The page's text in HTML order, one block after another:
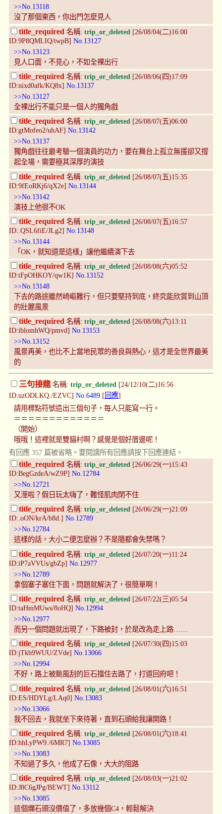
>>No.13118
沒了那個東西，你出門怎麼見人
title_required 名稱: trip_or_deleted [26/08/04(二)16:00
ID:9P8QMLIQ/twpB] No.13127
>>No.13123
見人口面，不見心，不如全裸出行
title_required 名稱: trip_or_deleted [26/08/06(四)17:09
ID:nixd0afk/KQ8x] No.13137
>>No.13127
全裸出行不能只是一個人的獨角戲
title_required 名稱: trip_or_deleted [26/08/07(五)06:00
ID:gtMofeo2/uhAF] No.13142
>>No.13137
獨角戲往往最考驗一個演員的功力，要在舞台上孤立無援卻又撐
起全場，需要極其深厚的演技
title_required 名稱: trip_or_deleted [26/08/07(五)15:35
ID:9fEoRKj6/qX2e] No.13144
>>No.13142
演技上他很不OK
title_required 名稱: trip_or_deleted [26/08/07(五)16:57
ID:.QSL6fiE/JLg2] No.13148
>>No.13144
「OK，就知道是這樣」讓他繼續演下去
title_required 名稱: trip_or_deleted [26/08/08(六)05:52
ID:tFpOHKOY/qw1K] No.13152
>>No.13148
下去的路途雖然崎嶇難行，但只要堅持到底，終究能欣賞到山頂
的壯麗風景
title_required 名稱: trip_or_deleted [26/08/08(六)13:11
ID:iblomhWQ/pmvd] No.13153
>>No.13152
風景再美，也比不上當地民眾的善良與熱心，這才是全世界最美
的
三句接龍 名稱: trip_or_deleted [24/12/10(二)16:56
ID:uzODLKQ./EZVC] No.6489 [ 回應]
請用標點符號造出三個句子，每人只能寫一行。
＝＝＝＝＝＝＝＝＝＝＝＝＝
（開始）
哦哦！這裡就是雙貓村啊？感覺是個好厝邊呢！
有回應 357 篇被省略。要閱讀所有回應請按下回應連結。
title_required 名稱: trip_or_deleted [26/06/29(一)15:43
ID:BegGzdeA/wZ9P] No.12784
>>No.12721
又溼啦？假日玩太嗨了，難怪肌肉閉不住
title_required 名稱: trip_or_deleted [26/06/29(一)21:09
ID:.oON/krA/b8d.] No.12789
>>No.12784
這樣的話，大小二便怎麼辦？不是隨都會失禁嗎？
title_required 名稱: trip_or_deleted [26/07/20(一)11:24
ID:iP7aVVUs/gbZp] No.12977
>>No.12789
拿個塞子塞住下面，問題就解決了，很簡單啊！
title_required 名稱: trip_or_deleted [26/07/22(三)05:54
ID:taHmMUws/8oHQ] No.12994
>>No.12977
而另一個問題就出現了，下路被封，於是改為走上路……
title_required 名稱: trip_or_deleted [26/07/30(四)15:03
ID:jTkb9WUU/ZVde] No.13066
>>No.12994
不好，路上被颱風刮的巨石擋住去路了，打道回府吧！
title_required 名稱: trip_or_deleted [26/08/01(六)16:51
ID:ES/HDYLg/LAq0] No.13083
>>No.13066
我不回去，我就坐下來待著，直到石頭給我讓開路！
title_required 名稱: trip_or_deleted [26/08/01(六)18:41
ID:hhLyPW9./6MR7] No.13085
>>No.13083
不知過了多久，他成了石像，大大的阻路
title_required 名稱: trip_or_deleted [26/08/03(一)21:02
ID:J8C6gJPg/BEWT] No.13112
>>No.13085
這個爛石頭沒價值了，多放幾個C4，輕鬆解決